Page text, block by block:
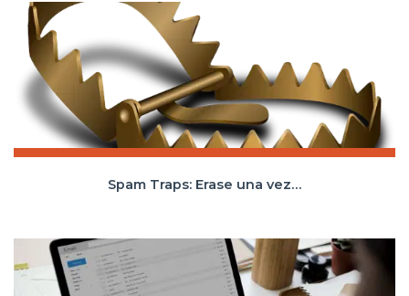
Spam Traps: Erase una vez…